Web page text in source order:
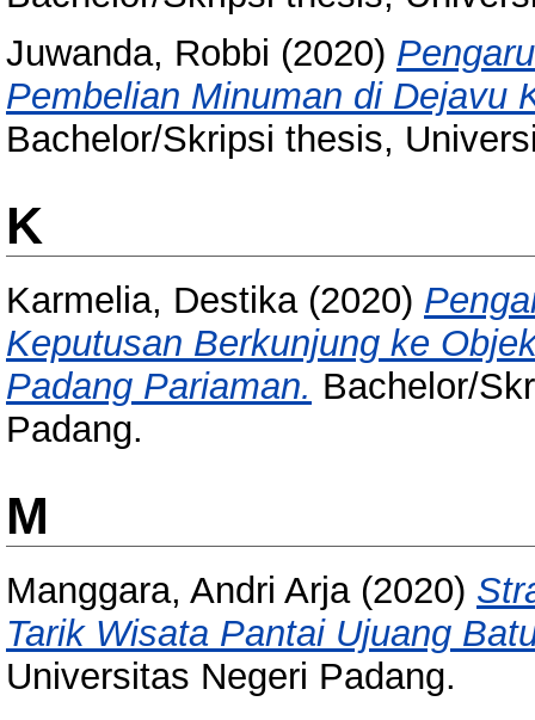
Juwanda, Robbi (2020)
Pembelian Minuman di Dejavu
Bachelor/Skripsi thesis,
K
Karmelia, Destika(2020)
Keputusan Berkunjung ke
Padang Pariaman. Bachelor/
Padang.
M
Manggara, Andri Arja(2020)
Tarik Wisata Pantai Ujuang
Universitas Negeri Padang.